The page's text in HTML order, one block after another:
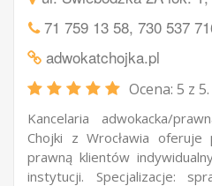
71 759 13 58, 730 537
adwokatchojka.pl
Ocena: 5 z
Kancelaria adwokacka/
Chojki z Wrocławia oferuje
prawną klientów
instytucji. Specjalizacje: